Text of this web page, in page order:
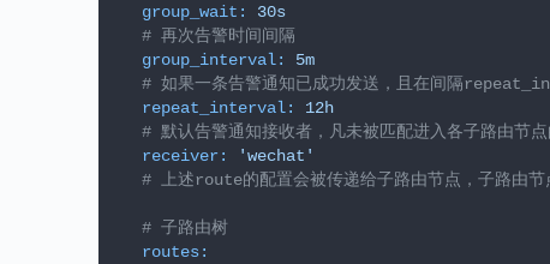
group_wait:
30s
# 再次告警时间间隔
group_interval:
5m
# 如果一条告警通知已成功发送，且在间隔
repeat_interval:
12h
# 默认告警通知接收者，凡未被匹配进入各子路由节
receiver:
'wechat'
# 上述route的配置会被传递给子路由节点，子路由节
# 子路由树
routes: